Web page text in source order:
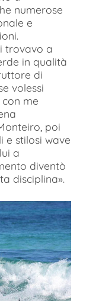
numerose
e
trovavo a
in qualità
di
volessi
me
poi
e stilosi wave
a
diventò
disciplina».